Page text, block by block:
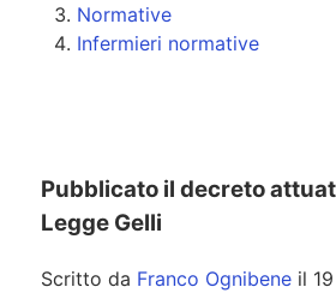
Normative
Infermieri normative
Pubblicato il decreto
Legge Gelli
Scritto da Franco Ognibene il